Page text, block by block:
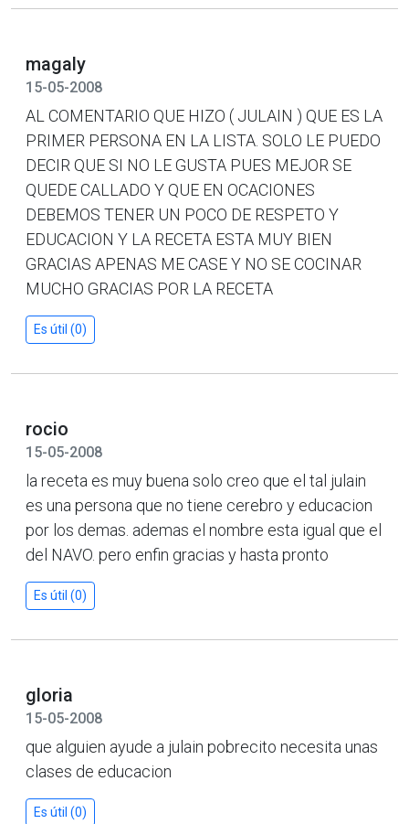
magaly
15-05-2008
AL COMENTARIO QUE HIZO ( JULAIN ) QUE ES LA
PRIMER PERSONA EN LA LISTA. SOLO LE PUEDO
DECIR QUE SI NO LE GUSTA PUES MEJOR SE
QUEDE CALLADO Y QUE EN OCACIONES
DEBEMOS TENER UN POCO DE RESPETO Y
EDUCACION Y LA RECETA ESTA MUY BIEN
GRACIAS APENAS ME CASE Y NO SE COCINAR
MUCHO GRACIAS POR LA RECETA
Es útil (0)
rocio
15-05-2008
la receta es muy buena solo creo que el tal julain
es una persona que no tiene cerebro y educacion
por los demas. ademas el nombre esta igual que el
del NAVO. pero enfin gracias y hasta pronto
Es útil (0)
gloria
15-05-2008
que alguien ayude a julain pobrecito necesita unas
clases de educacion
Es útil (0)